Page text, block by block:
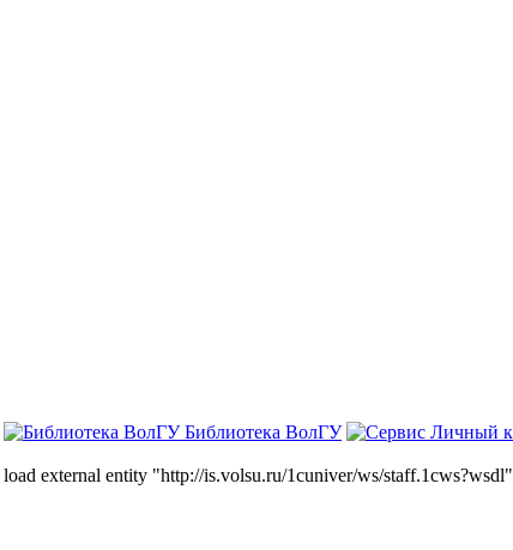
Библиотека ВолГУ
external entity "http://is.volsu.ru/1cuniver/ws/staff.1cws?wsdl"